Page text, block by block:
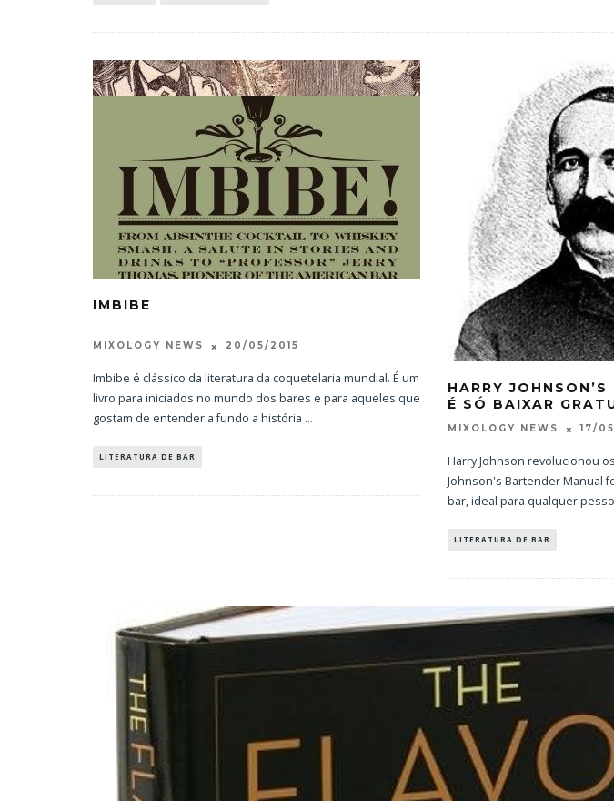
IMBIBE
MIXOLOGY NEWS 20/05/2015
Imbibe é clássico da literatura da coquetelaria mundial. É um
livro para iniciados no mundo dos bares e para aqueles que
gostam de entender a fundo a história ...
LITERATURA DE BAR
HARRY
É SÓ BAIXAR
MIXOLOGY NEWS 17/
Harry Johnson revolucionou
Johnson's Bartender Manual
bar, ideal para qualquer
LITERATURA DE BAR